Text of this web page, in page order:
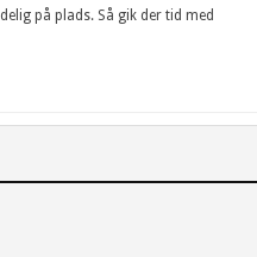
på plads. Så gik der tid med